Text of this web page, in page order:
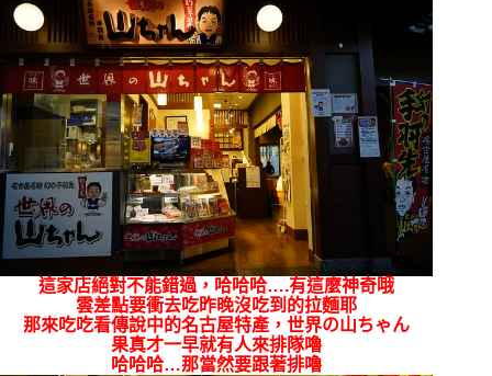
這家店絕對不能錯過，哈哈哈….有這麼神奇哦
雲差點要衝去吃昨晚沒吃到的拉麵耶
那來吃吃看傳說中的名古屋特產，世界の山ちゃん
果真才一早就有人來排隊嚕
哈哈哈…那當然要跟著排嚕